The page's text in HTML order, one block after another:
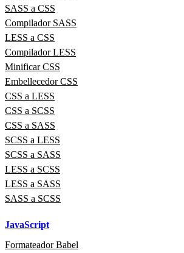
SASS a CSS
Compilador SASS
LESS a CSS
Compilador LESS
Minificar CSS
Embellecedor CSS
CSS a LESS
CSS a SCSS
CSS a SASS
SCSS a LESS
SCSS a SASS
LESS a SCSS
LESS a SASS
SASS a SCSS
JavaScript
Formateador Babel